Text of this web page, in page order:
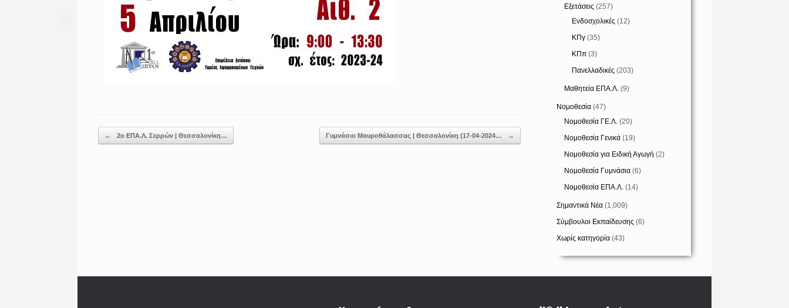
Post navigation
← 2ο ΕΠΑ.Λ. Σερρών | Θεσσαλονίκη… Γυμνάσιο Μαυροθάλασσας | Θεσσαλονίκη (17-04-2024… →
Εξετάσεις (257)
Ενδοσχολικές (12)
ΚΠγ (35)
ΚΠπ (3)
Πανελλαδικές (203)
Μαθητεία ΕΠΑ.Λ. (9)
Νομοθεσία (47)
Νομοθεσία ΓΕ.Λ. (20)
Νομοθεσία Γενικά (19)
Νομοθεσία για Ειδική Αγωγή (2)
Νομοθεσία Γυμνάσια (6)
Νομοθεσία ΕΠΑ.Λ. (14)
Σημαντικά Νέα (1,009)
Σύμβουλοι Εκπαίδευσης (6)
Χωρίς κατηγορία (43)